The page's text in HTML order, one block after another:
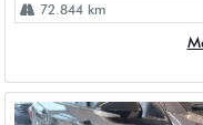
72.844 km